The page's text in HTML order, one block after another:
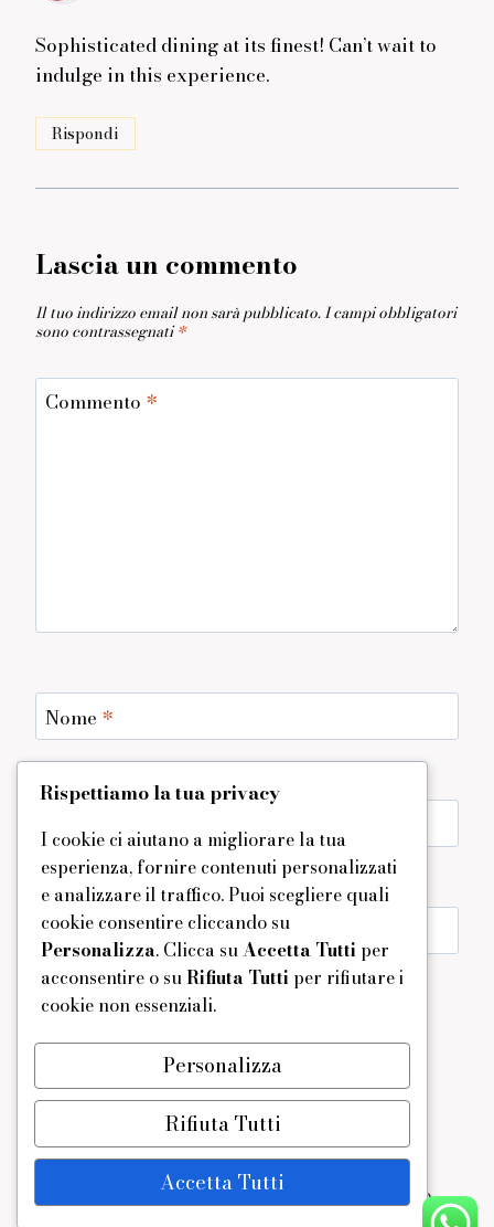
Sophisticated dining at its finest! Can’t wait to
indulge in this experience.
Rispondi
Lascia un commento
Il tuo indirizzo email non sarà pubblicato.I campi obbligatori
sono contrassegnati*
Commento *
Nome *
Email
Sito web
Salva il mio nome, email e sito web in questo
browser per la prossima volta che commento.
© 2026 - Tema WordPress diKadence WP
Rispettiamo la tua privacy
I cookie ci aiutano a migliorare la tua
esperienza, fornire contenuti personalizzati
e analizzare il traffico. Puoi scegliere quali
cookie consentire cliccando su
Personalizza. Clicca suAccetta Tutti per
acconsentire o suRifiuta Tutti per rifiutare i
cookie non essenziali.
Personalizza
Rifiuta Tutti
Accetta Tutti